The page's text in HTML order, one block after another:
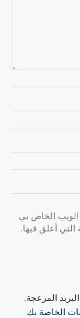
الخاص بي
أعلق فيها.
المزعجة.
الخاصة بك